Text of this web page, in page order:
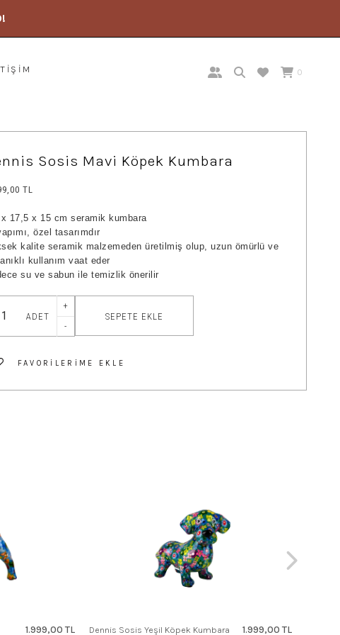
0
Sosis Mavi Köpek Kumbara
TL
17,5 x 15 cm seramik kumbara
özel tasarımdır
kalite seramik malzemeden üretilmiş olup, uzun ömürlü ve
kullanım vaat eder
su ve sabun ile temizlik önerilir
ADET
+
-
SEPETE EKLE
FAVORILERIME EKLE
1.999,00 TL Dennis Sosis Yeşil Köpek Kumbara 1.999,00 TL